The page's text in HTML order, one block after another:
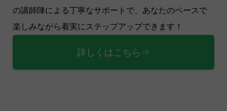
の講師陣による丁寧なサポートで、あなたのペースで
楽しみながら着実にステップアップできます！
詳しくはこちら⇒